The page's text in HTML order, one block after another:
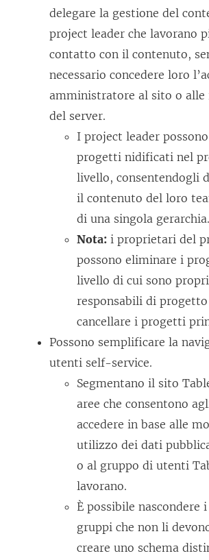
delegare la gestione del
project leader che lavorano
contatto con il contenuto,
necessario concedere loro
amministratore al sito o alle
del server.
I project leader
progetti nidificati nel
livello, consentendogli
il contenuto del loro
di una singola gerarchia.
Nota: i proprietari del
possono eliminare i
livello di cui sono
responsabili di
cancellare i progetti
Possono semplificare la
utenti self-service.
Segmentano il sito
aree che consentono
accedere in base alle
utilizzo dei dati
o al gruppo di utenti
lavorano.
È possibile nascondere
gruppi che non li
creare uno schema